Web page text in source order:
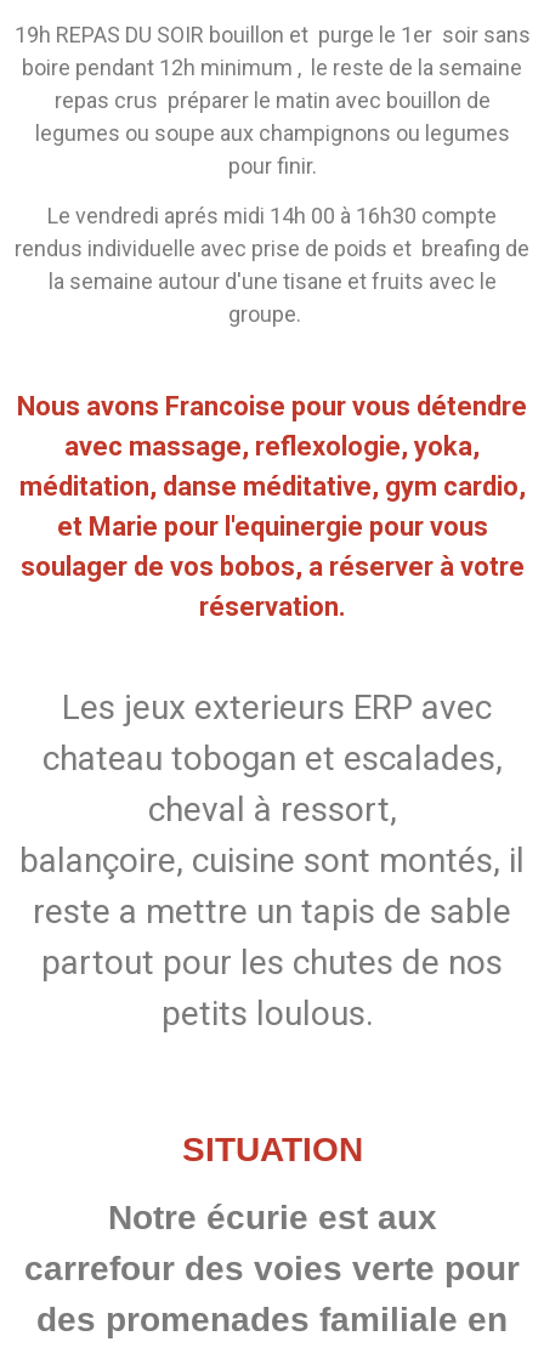
19h REPAS DU SOIR bouillon et purge le 1er soir sans
boire pendant 12h minimum , le reste de la semaine
repas crus préparer le matin avec bouillon de
legumes ou soupe aux champignons ou legumes
pour finir.
Le vendredi aprés midi 14h 00 à 16h30 compte
rendus individuelle avec prise de poids et breafing de
la semaine autour d'une tisane et fruits avec le
groupe.
Nous avons Francoise pour vous détendre
avec massage, reflexologie, yoka,
méditation, danse méditative, gym cardio,
et Marie pour l'equinergie pour vous
soulager de vos bobos, a réserver à votre
réservation.
Les jeux exterieurs ERP avec
chateau tobogan et escalades,
cheval à ressort,
balançoire, cuisine sont montés, il
reste a mettre un tapis de sable
partout pour les chutes de nos
petits loulous.
SITUATION
Notre écurie est aux
carrefour des voies verte pour
des promenades familiale en